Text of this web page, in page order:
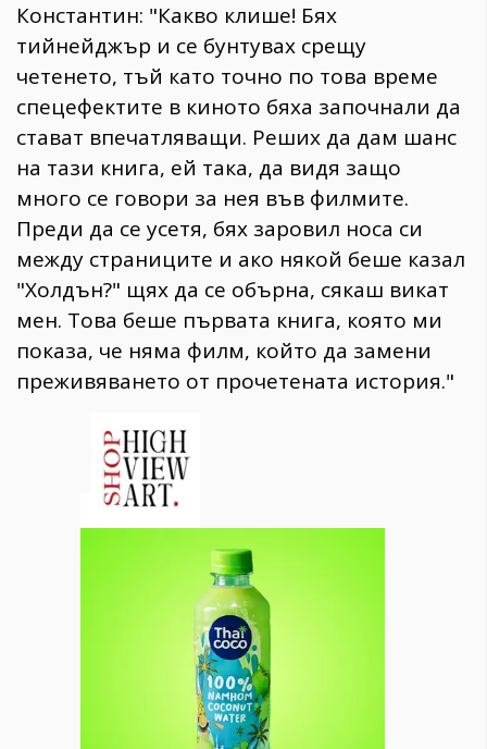
Константин: "Какво клише! Бях
тийнейджър и се бунтувах срещу
четенето, тъй като точно по това време
спецефектите в киното бяха започнали да
стават впечатляващи. Реших да дам шанс
на тази книга, ей така, да видя защо
много се говори за нея във филмите.
Преди да се усетя, бях заровил носа си
между страниците и ако някой беше казал
"Холдън?" щях да се обърна, сякаш викат
мен. Това беше първата книга, която ми
показа, че няма филм, който да замени
преживяването от прочетената история."